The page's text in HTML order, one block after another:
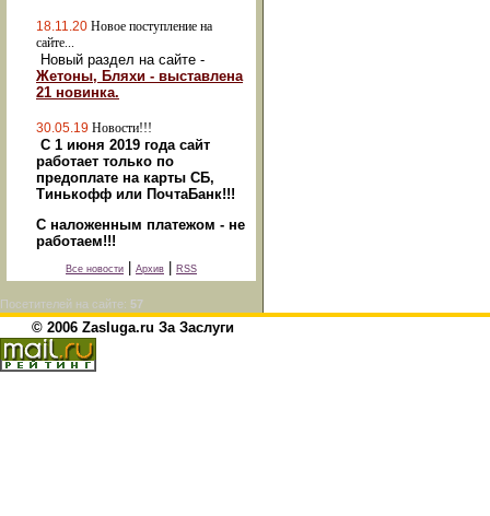
18.11.20 Новое поступление на
сайте...
Новый раздел на сайте -
Жетоны, Бляхи - выставлена
21 новинка.
30.05.19 Новости!!!
С 1 июня 2019 года сайт
работает только по
предоплате на карты СБ,
Тинькофф или ПочтаБанк!!!
С наложенным платежом - не
работаем!!!
Все новости Архив RSS
Посетителей на сайте: 57
© 2006 Zasluga.ru За Заслуги